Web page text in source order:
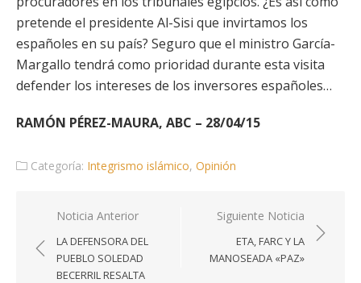
pretende el presidente Al-Sisi que invirtamos los
españoles en su país? Seguro que el ministro García-
Margallo tendrá como prioridad durante esta visita
defender los intereses de los inversores españoles…
RAMÓN PÉREZ-MAURA, ABC – 28/04/15
Categoría: Integrismo islámico, Opinión
Navegación
de
entradas
Noticia Anterior
LA DEFENSORA DEL
PUEBLO SOLEDAD
BECERRIL RESALTA
Siguiente Noticia
ETA, FARC Y LA
MANOSEADA «PAZ»